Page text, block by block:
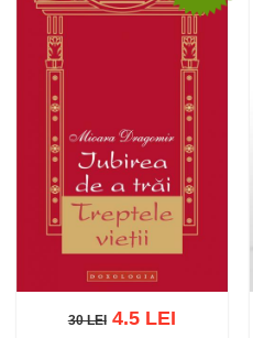
30 LEI
30 LEI4.5 LEI